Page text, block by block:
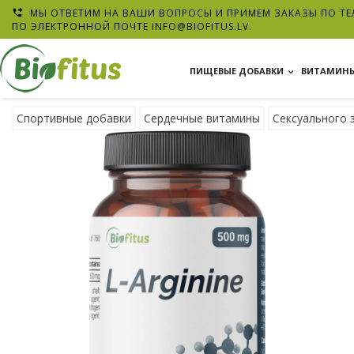

МЫ ОТВЕТИМ НА ВАШИ ВОПРОСЫ И ПРИМЕМ ЗАКАЗЫ ПО
ПО ЭЛЕКТРОННОЙ ПОЧТЕ INFO@BIOFITUS.LV.
ПИЩЕВЫЕ ДОБАВКИ
Спортивные добавки Сердечные витамины Сексуального